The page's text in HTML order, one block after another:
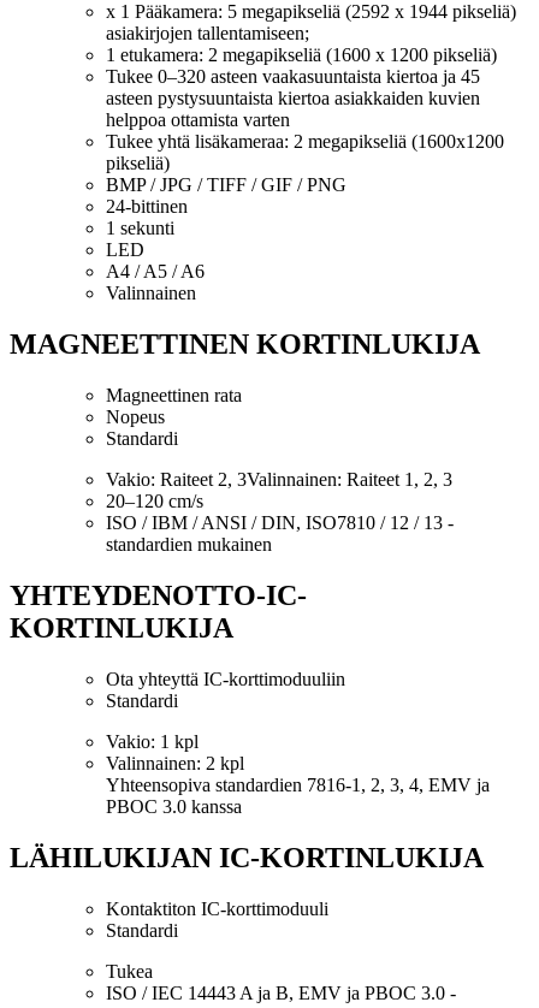
x 1 Pääkamera: 5 megapikseliä (2592 x 1944 pikseliä)
asiakirjojen tallentamiseen;
1 etukamera: 2 megapikseliä (1600 x 1200 pikseliä)
Tukee 0–320 asteen vaakasuuntaista kiertoa ja 45
asteen pystysuuntaista kiertoa asiakkaiden kuvien
helppoa ottamista varten
Tukee yhtä lisäkameraa: 2 megapikseliä (1600x1200
pikseliä)
BMP / JPG / TIFF / GIF / PNG
24-bittinen
1 sekunti
LED
A4 / A5 / A6
Valinnainen
MAGNEETTINEN KORTINLUKIJA
Magneettinen rata
Nopeus
Standardi
Vakio: Raiteet 2, 3Valinnainen: Raiteet 1, 2, 3
20–120 cm/s
ISO / IBM / ANSI / DIN, ISO7810 / 12 / 13 -
standardien mukainen
YHTEYDENOTTO-IC-
KORTINLUKIJA
Ota yhteyttä IC-korttimoduuliin
Standardi
Vakio: 1 kpl
Valinnainen: 2 kpl
Yhteensopiva standardien 7816-1, 2, 3, 4, EMV ja
PBOC 3.0 kanssa
LÄHILUKIJAN IC-KORTINLUKIJA
Kontaktiton IC-korttimoduuli
Standardi
Tukea
ISO / IEC 14443 A ja B, EMV ja PBOC 3.0 -